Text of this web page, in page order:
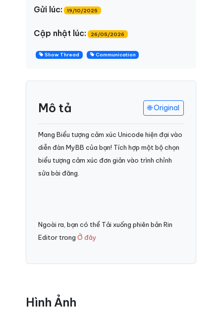
Gửi lúc: 19/10/2025
Cập nhật lúc: 26/05/2026
Show Thread Communication
Mô tả 🌐 Original
Mang Biểu tượng cảm xúc Unicode hiện đại vào
diễn đàn MyBB của bạn! Tích hợp một bộ chọn
biểu tượng cảm xúc đơn giản vào trình chỉnh
sửa bài đăng.
Ngoài ra, bạn có thể Tải xuống phiên bản Rin
Editor trong Ở đây
Hình Ảnh